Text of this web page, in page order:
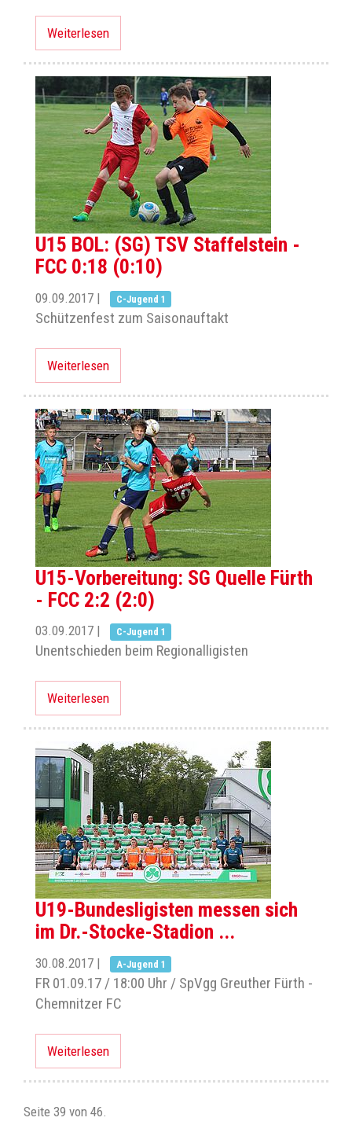
Weiterlesen
U15 BOL: (SG) TSV Staffelstein -
FCC 0:18 (0:10)
09.09.2017 | C-Jugend 1
Schützenfest zum Saisonauftakt
Weiterlesen
U15-Vorbereitung: SG Quelle Fürth
- FCC 2:2 (2:0)
03.09.2017 | C-Jugend 1
Unentschieden beim Regionalligisten
Weiterlesen
U19-Bundesligisten messen sich
im Dr.-Stocke-Stadion ...
30.08.2017 | A-Jugend 1
FR 01.09.17 / 18:00 Uhr / SpVgg Greuther Fürth -
Chemnitzer FC
Weiterlesen
Seite 39 von 46.